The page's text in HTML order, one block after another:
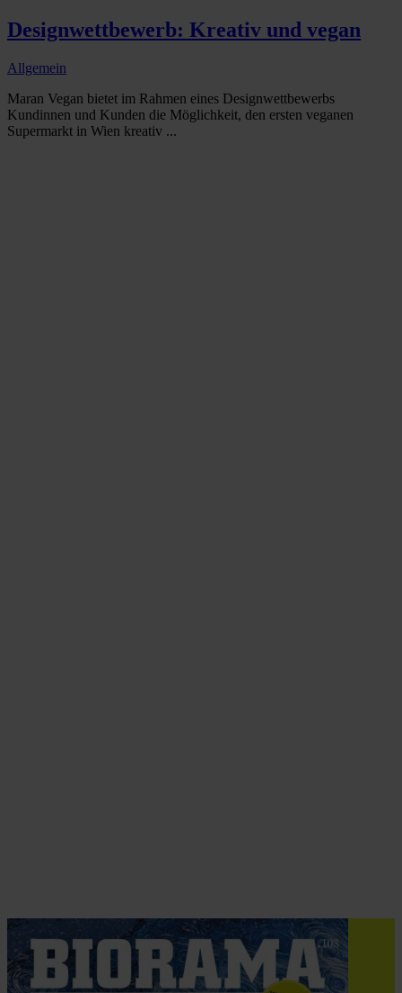
Designwettbewerb: Kreativ und vegan
Allgemein
Maran Vegan bietet im Rahmen eines Designwettbewerbs
Kundinnen und Kunden die Möglichkeit, den ersten veganen
Supermarkt in Wien kreativ ...